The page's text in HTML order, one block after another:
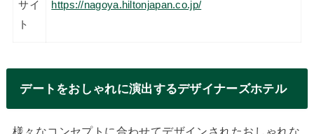
サイ
ト
https://nagoya.hiltonjapan.co.jp/
デートをおしゃれに演出するデザイナーズホテル
様々なコンセプトに合わせてデザインされたおしゃれな